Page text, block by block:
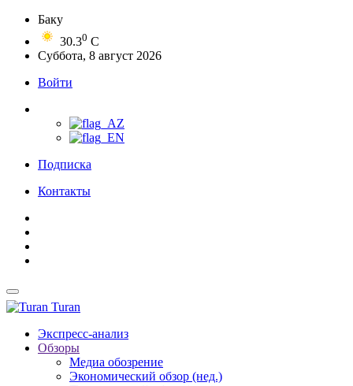
Баку
30.30 C
Суббота, 8 август 2026
Войти
Подписка
Контакты
Turan
Экспресс-анализ
Обзоры
Медиа обозрение
Экономический обзор (нед.)